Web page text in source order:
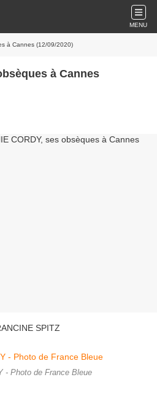
MENU
à Cannes (12/09/2020)
à Cannes
SPITZ
- Photo de France Bleue